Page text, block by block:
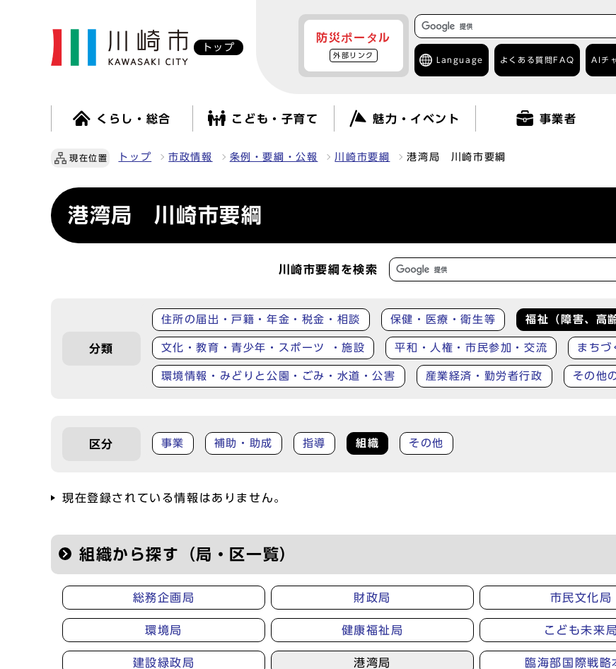
トップ
防災ポータル
外部リンク
Language よくある質問 FAQ AIチ
くらし・総合 こども・子育て 魅力・イベント 事業者
現在位置 トップ 市政情報 条例・要綱・公報 川崎市要綱 港湾局 川崎市要綱
港湾局 川崎市要綱
川崎市要綱を検索
分類
住所の届出・戸籍・年金・税金・相談 保健・医療・衛生等 福祉（障害、高
文化・教育・青少年・スポーツ ・施設 平和・人権・市民参加・交流 まちづ
環境情報・みどりと公園・ごみ・水道・公害 産業経済・勤労者行政 その他
区分 事業 補助・助成 指導 組織 その他
現在登録されている情報はありません。
組織から探す（局・区一覧）
総務企画局 財政局 市民文化局
環境局 健康福祉局 こども未来局
建設緑政局 港湾局 臨海部国際戦略